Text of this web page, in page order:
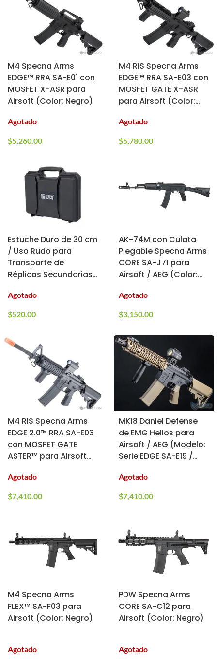
M4 Specna Arms
EDGE™ RRA SA-E01 con
MOSFET X-ASR para
Airsoft (Color: Negro)
Agotado
$5,260.00
M4 RIS Specna Arms
EDGE™ RRA SA-E03 con
MOSFET GATE X-ASR
para Airsoft (Color:
Agotado
$5,780.00
Estuche Duro de 30 cm
/ Uso Rudo para
Transporte de
Réplicas Secundarias /
Agotado
$520.00
AK-74M con Culata
Plegable Specna Arms
CORE SA-J71 para
Airsoft / AEG (Color:
Agotado
$3,150.00
M4 RIS Specna Arms
EDGE 2.0™ RRA SA-E03
con MOSFET GATE
ASTER™ para Airsoft
Agotado
$7,410.00
MK18 Daniel Defense
de EMG Helios para
Airsoft / AEG (Modelo:
Serie EDGE SA-E19 /
Agotado
$7,410.00
M4 Specna Arms
FLEX™ SA-F03 para
Airsoft (Color: Negro)
Agotado
PDW Specna Arms
CORE SA-C12 para
Airsoft (Color: Negro)
Agotado